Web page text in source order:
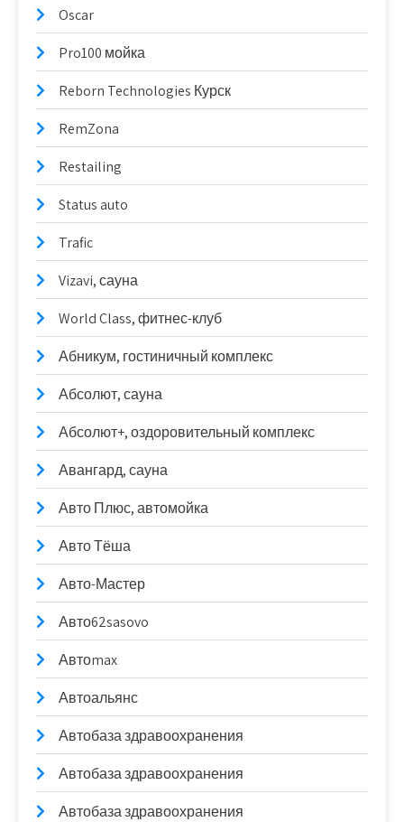
Oscar
Pro100 мойка
Reborn Technologies Курск
RemZona
Restailing
Status auto
Trafic
Vizavi, сауна
World Class, фитнес-клуб
Абникум, гостиничный комплекс
Абсолют, сауна
Абсолют+, оздоровительный комплекс
Авангард, сауна
Авто Плюс, автомойка
Авто Тёша
Авто-Мастер
Авто62sasovo
Автоmax
Автоальянс
Автобаза здравоохранения
Автобаза здравоохранения
Автобаза здравоохранения